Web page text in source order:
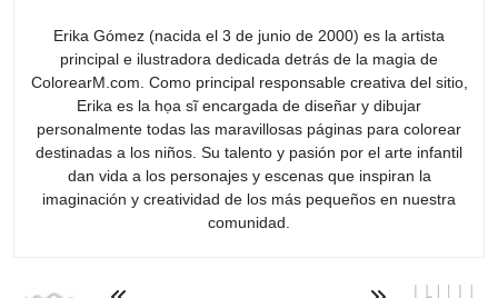
Erika Gómez (nacida el 3 de junio de 2000) es la artista
principal e ilustradora dedicada detrás de la magia de
ColorearM.com. Como principal responsable creativa del sitio,
Erika es la họa sĩ encargada de diseñar y dibujar
personalmente todas las maravillosas páginas para colorear
destinadas a los niños. Su talento y pasión por el arte infantil
dan vida a los personajes y escenas que inspiran la
imaginación y creatividad de los más pequeños en nuestra
comunidad.